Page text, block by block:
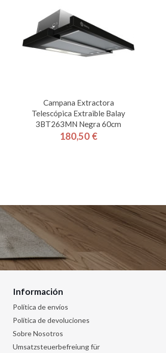
Campana Extractora
Telescópica Extraible Balay
3BT263MN Negra 60cm
Precio
180,50 €
Información
Política de envíos
Política de devoluciones
Sobre Nosotros
Umsatzsteuerbefreiung für